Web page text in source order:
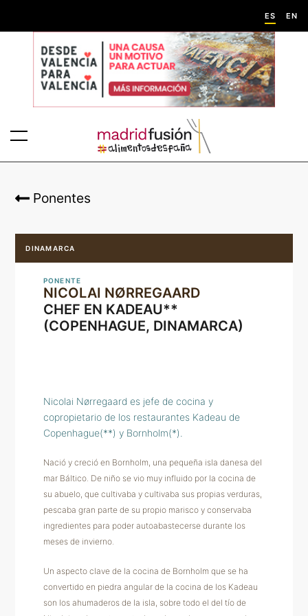
ES EN
Ponentes
DINAMARCA
PONENTE
NICOLAI NØRREGAARD
CHEF EN KADEAU**
(COPENHAGUE, DINAMARCA)
Nicolai Nørregaard es jefe de cocina y
copropietario de los restaurantes Kadeau de
Copenhague(**) y Bornholm(*).
Nació y creció en Bornholm, una pequeña isla danesa del
mar Báltico. De niño se vio muy influido por la cocina de
su abuelo, que cultivaba y cultivaba sus propias verduras,
pescaba gran parte de su propio marisco y conservaba
ingredientes para poder autoabastecerse durante los
meses de invierno.
Un aspecto clave de la cocina de Bornholm que se ha
convertido en piedra angular de la cocina de los Kadeau
son los ahumaderos de la isla, sobre todo el del tío de